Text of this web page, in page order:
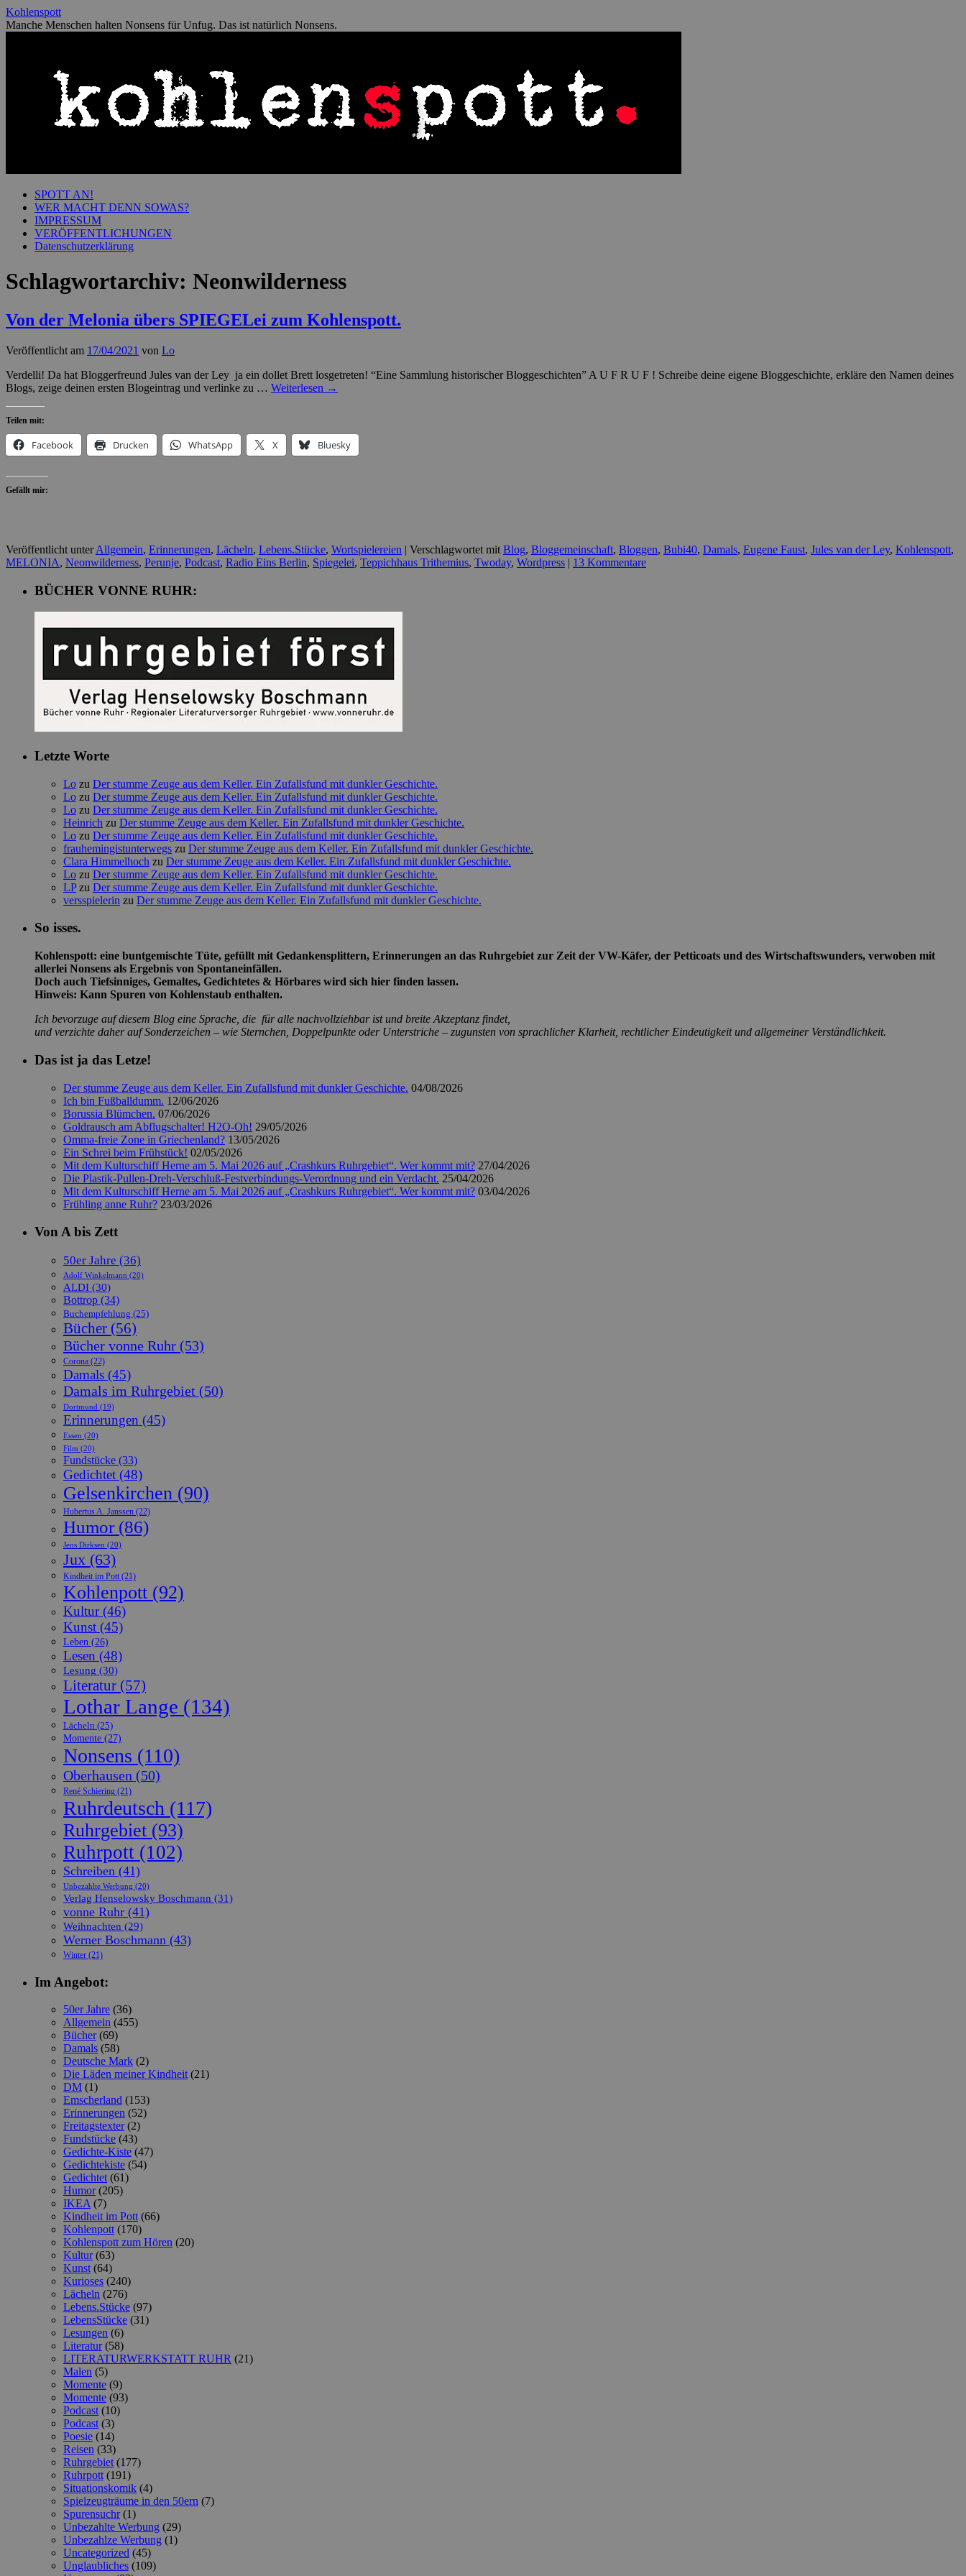
Zum
Inhalt
Kohlenspott
Manche Menschen halten Nonsens für Unfug. Das ist natürlich Nonsens.
SPOTT AN!
WER MACHT DENN SOWAS?
IMPRESSUM
VERÖFFENTLICHUNGEN
Datenschutzerklärung
Schlagwortarchiv: Neonwilderness
Von der Melonia übers SPIEGELei zum Kohlenspott.
Veröffentlicht am 17/04/2021 von Lo
Verdelli! Da hat Bloggerfreund Jules van der Ley ja ein dollet Brett losgetreten! “Eine Sammlung historischer Bloggeschichten” A U F R U F ! Schreibe deine eigene Bloggeschichte, erkläre den Namen deines
Blogs, zeige deinen ersten Blogeintrag und verlinke zu … Weiterlesen →
Teilen mit:
Facebook Drucken WhatsApp X Bluesky
Gefällt mir:
Veröffentlicht unter Allgemein, Erinnerungen, Lächeln, Lebens.Stücke, Wortspielereien | Verschlagwortet mit Blog, Bloggemeinschaft, Bloggen, Bubi40, Damals, Eugene Faust, Jules van der Ley, Kohlenspott,
MELONIA, Neonwilderness, Perunje, Podcast, Radio Eins Berlin, Spiegelei, Teppichhaus Trithemius, Twoday, Wordpress | 13 Kommentare
BÜCHER VONNE RUHR:
Letzte Worte
Lo zu Der stumme Zeuge aus dem Keller. Ein Zufallsfund mit dunkler Geschichte.
Lo zu Der stumme Zeuge aus dem Keller. Ein Zufallsfund mit dunkler Geschichte.
Lo zu Der stumme Zeuge aus dem Keller. Ein Zufallsfund mit dunkler Geschichte.
Heinrich zu Der stumme Zeuge aus dem Keller. Ein Zufallsfund mit dunkler Geschichte.
Lo zu Der stumme Zeuge aus dem Keller. Ein Zufallsfund mit dunkler Geschichte.
frauhemingistunterwegs zu Der stumme Zeuge aus dem Keller. Ein Zufallsfund mit dunkler Geschichte.
Clara Himmelhoch zu Der stumme Zeuge aus dem Keller. Ein Zufallsfund mit dunkler Geschichte.
Lo zu Der stumme Zeuge aus dem Keller. Ein Zufallsfund mit dunkler Geschichte.
LPzu Der stumme Zeuge aus dem Keller. Ein Zufallsfund mit dunkler Geschichte.
versspielerin zu Der stumme Zeuge aus dem Keller. Ein Zufallsfund mit dunkler Geschichte.
So isses.
Kohlenspott: eine buntgemischte Tüte, gefüllt mit Gedankensplittern, Erinnerungen an das Ruhrgebiet zur Zeit der VW-Käfer, der Petticoats und des Wirtschaftswunders, verwoben mit
allerlei Nonsens als Ergebnis von Spontaneinfällen.
Doch auch Tiefsinniges, Gemaltes, Gedichtetes & Hörbares wird sich hier finden lassen.
Hinweis: Kann Spuren von Kohlenstaub enthalten.
Ich bevorzuge auf diesem Blog eine Sprache, die für alle nachvollziehbar ist und breite Akzeptanz findet,
und verzichte daher auf Sonderzeichen – wie Sternchen, Doppelpunkte oder Unterstriche – zugunsten von sprachlicher Klarheit, rechtlicher Eindeutigkeit und allgemeiner Verständlichkeit.
Das ist ja das Letze!
Der stumme Zeuge aus dem Keller. Ein Zufallsfund mit dunkler Geschichte. 04/08/2026
Ich bin Fußballdumm. 12/06/2026
Borussia Blümchen. 07/06/2026
Goldrausch am Abflugschalter! H2O-Oh! 29/05/2026
Omma-freie Zone in Griechenland? 13/05/2026
Ein Schrei beim Frühstück! 02/05/2026
Mit dem Kulturschiff Herne am 5. Mai 2026 auf „Crashkurs Ruhrgebiet“. Wer kommt mit? 27/04/2026
Die Plastik-Pullen-Dreh-Verschluß-Festverbindungs-Verordnung und ein Verdacht. 25/04/2026
Mit dem Kulturschiff Herne am 5. Mai 2026 auf „Crashkurs Ruhrgebiet“. Wer kommt mit? 03/04/2026
Frühling anne Ruhr? 23/03/2026
Von A bis Zett
50er Jahre (36)
Adolf Winkelmann (20)
ALDI (30)
Bottrop (34)
Buchempfehlung (25)
Bücher (56)
Bücher vonne Ruhr (53)
Corona (22)
Damals (45)
Damals im Ruhrgebiet (50)
Dortmund (19)
Erinnerungen (45)
Essen (20)
Film (20)
Fundstücke (33)
Gedichtet (48)
Gelsenkirchen (90)
Hubertus A. Janssen (22)
Humor (86)
Jens Dirksen (20)
Jux (63)
Kindheit im Pott (21)
Kohlenpott (92)
Kultur (46)
Kunst (45)
Leben (26)
Lesen (48)
Lesung (30)
Literatur (57)
Lothar Lange (134)
Lächeln (25)
Momente (27)
Nonsens (110)
Oberhausen (50)
René Schiering (21)
Ruhrdeutsch (117)
Ruhrgebiet (93)
Ruhrpott (102)
Schreiben (41)
Unbezahlte Werbung (20)
Verlag Henselowsky Boschmann (31)
vonne Ruhr (41)
Weihnachten (29)
Werner Boschmann (43)
Winter (21)
Im Angebot:
50er Jahre (36)
Allgemein (455)
Bücher(69)
Damals (58)
Deutsche Mark (2)
Die Läden meiner Kindheit(21)
DM (1)
Emscherland (153)
Erinnerungen (52)
Freitagstexter(2)
Fundstücke (43)
Gedichte-Kiste (47)
Gedichtekiste (54)
Gedichtet(61)
Humor(205)
IKEA(7)
Kindheit im Pott(66)
Kohlenpott(170)
Kohlenspott zum Hören (20)
Kultur(63)
Kunst(64)
Kurioses (240)
Lächeln (276)
Lebens.Stücke (97)
LebensStücke (31)
Lesungen (6)
Literatur(58)
LITERATURWERKSTATT RUHR (21)
Malen (5)
Momente (9)
Momente (93)
Podcast(10)
Podcast(3)
Poesie (14)
Reisen (33)
Ruhrgebiet(177)
Ruhrpott(191)
Situationskomik (4)
Spielzeugträume in den 50ern (7)
Spurensuchr(1)
Unbezahlte Werbung (29)
Unbezahlze Werbung (1)
Uncategorized (45)
Unglaubliches (109)